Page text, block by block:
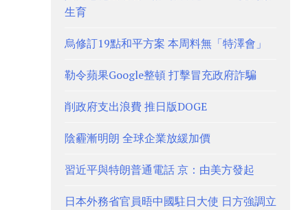
生育
烏修訂19點和平方案 本周料無「特澤會」
勒令蘋果Google整頓 打擊冒充政府詐騙
削政府支出浪費 推日版DOGE
陰霾漸明朗 全球企業放緩加價
習近平與特朗普通電話 京：由美方發起
日本外務省官員晤中國駐日大使 日方強調立